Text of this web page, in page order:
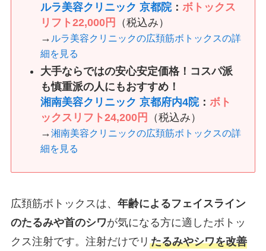
ルラ美容クリニック 京都院：ボトックス
リフト22,000円
（税込み）
→ ルラ美容クリニックの広頚筋ボトックスの詳
細を見る
大手ならではの安心安定価格！コスパ派
も慎重派の人にもおすすめ！
湘南美容クリニック 京都府内4院：ボト
ックスリフト24,200円
（税込み）
→湘南美容クリニックの広頚筋ボトックスの詳
細を見る
広頚筋ボトックスは、 年齢によるフェイスライン
のたるみや首のシワが気になる方に適したボトッ
クス注射です。注射だけでリ たるみやシワを改善